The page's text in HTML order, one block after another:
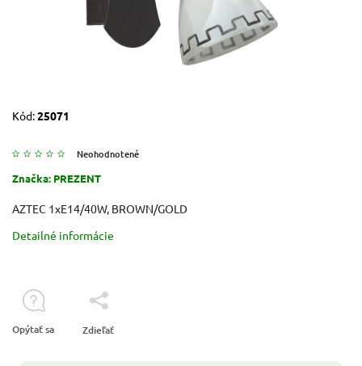
Kód:25071
Neohodnotené
Značka: PREZENT
AZTEC 1xE14/40W, BROWN/GOLD
Detailné informácie
Opýtať sa Zdieľať